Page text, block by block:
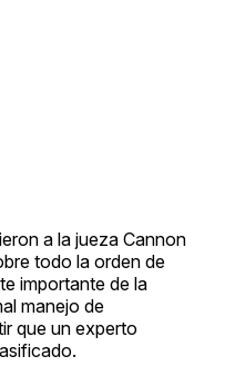
a la jueza Cannon
todo la orden de
importante de la
manejo de
que un experto